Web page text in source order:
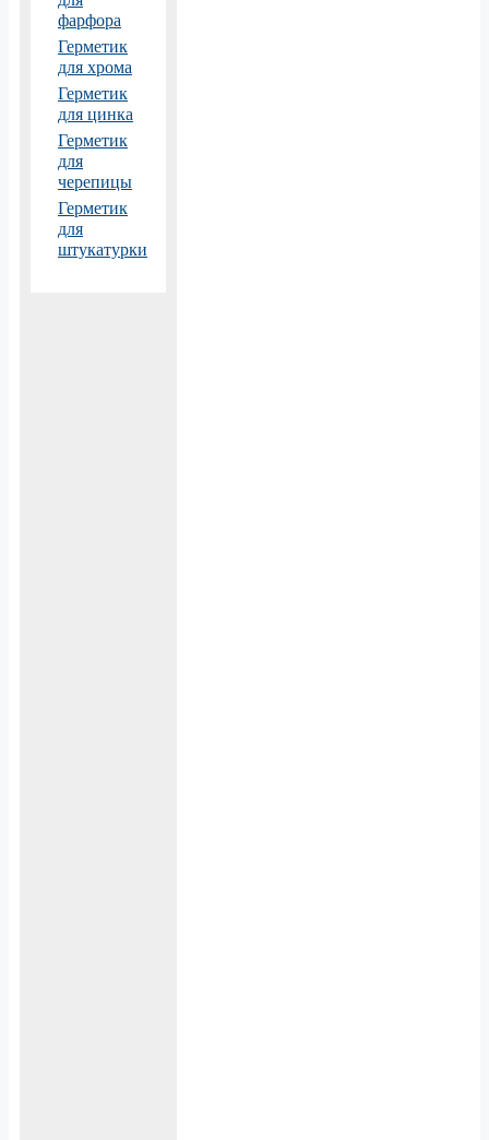
фарфора
Герметик
для хрома
Герметик
для цинка
Герметик
для
черепицы
Герметик
для
штукатурки